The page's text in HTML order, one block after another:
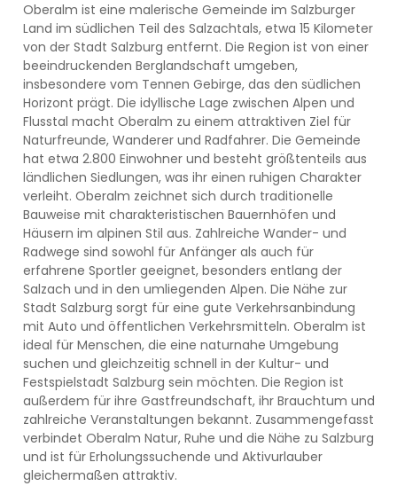
Oberalm ist eine malerische Gemeinde im Salzburger
Land im südlichen Teil des Salzachtals, etwa 15 Kilometer
von der Stadt Salzburg entfernt. Die Region ist von einer
beeindruckenden Berglandschaft umgeben,
insbesondere vom Tennen Gebirge, das den südlichen
Horizont prägt. Die idyllische Lage zwischen Alpen und
Flusstal macht Oberalm zu einem attraktiven Ziel für
Naturfreunde, Wanderer und Radfahrer. Die Gemeinde
hat etwa 2.800 Einwohner und besteht größtenteils aus
ländlichen Siedlungen, was ihr einen ruhigen Charakter
verleiht. Oberalm zeichnet sich durch traditionelle
Bauweise mit charakteristischen Bauernhöfen und
Häusern im alpinen Stil aus. Zahlreiche Wander- und
Radwege sind sowohl für Anfänger als auch für
erfahrene Sportler geeignet, besonders entlang der
Salzach und in den umliegenden Alpen. Die Nähe zur
Stadt Salzburg sorgt für eine gute Verkehrsanbindung
mit Auto und öffentlichen Verkehrsmitteln. Oberalm ist
ideal für Menschen, die eine naturnahe Umgebung
suchen und gleichzeitig schnell in der Kultur- und
Festspielstadt Salzburg sein möchten. Die Region ist
außerdem für ihre Gastfreundschaft, ihr Brauchtum und
zahlreiche Veranstaltungen bekannt. Zusammengefasst
verbindet Oberalm Natur, Ruhe und die Nähe zu Salzburg
und ist für Erholungssuchende und Aktivurlauber
gleichermaßen attraktiv.